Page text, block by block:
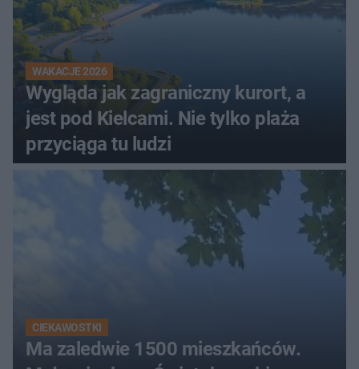
WAKACJE 2026
Wygląda jak zagraniczny kurort, a
jest pod Kielcami. Nie tylko plaża
przyciąga tu ludzi
CIEKAWOSTKI
Ma zaledwie 1500 mieszkańców.